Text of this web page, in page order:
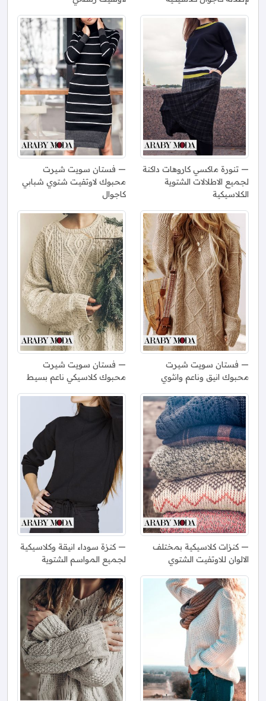
تنورة ماكسي كاروهات داكنة
لجميع الاطلالات الشتوية
الكلاسيكية
فستان سويت شيرت
محبوك لاوتفيت شتوي شبابي
كاجوال
فستان سويت شيرت
محبوك انيق وناعم وانثوي
فستان سويت شيرت
محبوك كلاسيكي ناعم بسيط
كنزات كلاسيكية بمختلف
الالوان للاوتفيت الشتوي
كنزة سوداء انيقة وكلاسيكية
لجميع المواسم الشتوية